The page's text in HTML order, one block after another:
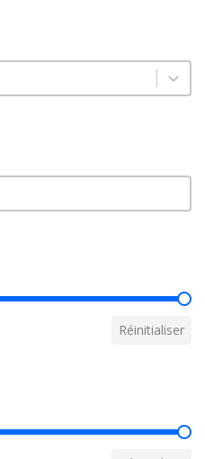
Réinitialiser